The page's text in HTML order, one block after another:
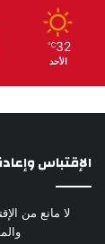
32
℃
الأحد
الإقتباس
لا مانع من